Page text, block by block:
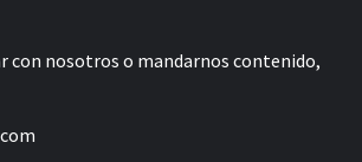
con nosotros o mandarnos contenido,